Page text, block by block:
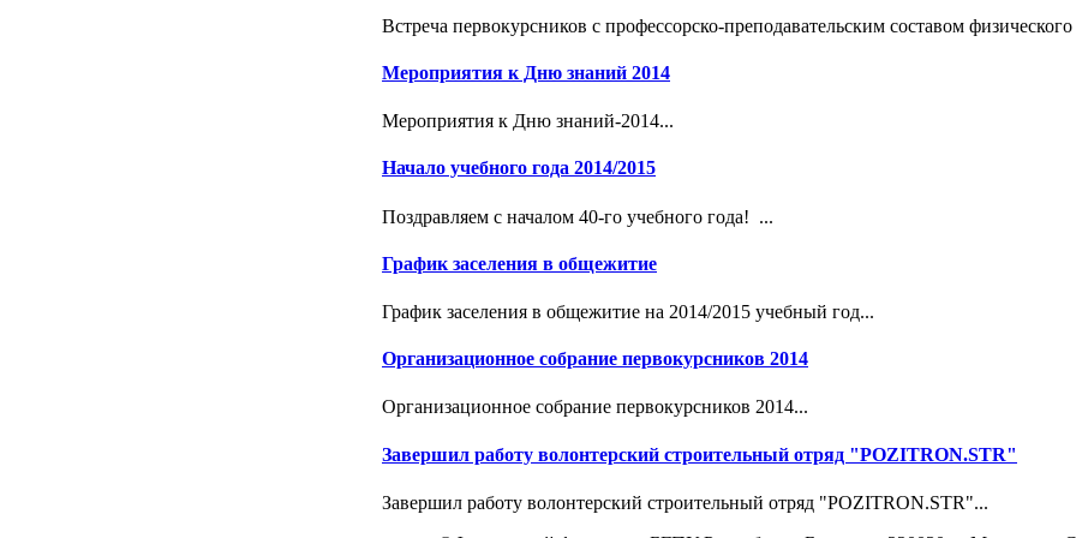
Встреча первокурсников с профессорско-преподавательским составом физического
Мероприятия к Дню знаний 2014
Мероприятия к Дню знаний-2014...
Начало учебного года 2014/2015
Поздравляем с началом 40-го учебного года! ...
График заселения в общежитие
График заселения в общежитие на 2014/2015 учебный год...
Организационное собрание первокурсников 2014
Организационное собрание первокурсников 2014...
Завершил работу волонтерский строительный отряд "POZITRON.STR"
Завершил работу волонтерский строительный отряд "POZITRON.STR"...